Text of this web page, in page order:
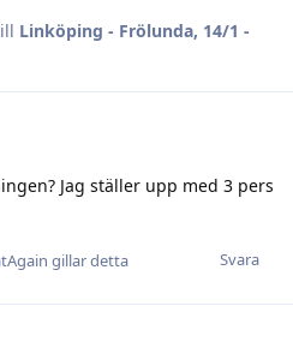
Linköping - Frölunda, 14/1 -
Jag ställer upp med 3 pers
Svara
gillar detta